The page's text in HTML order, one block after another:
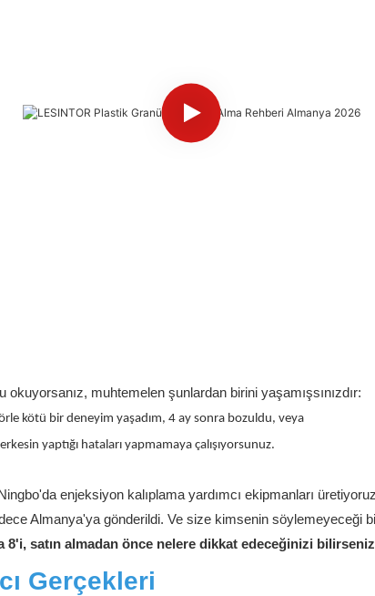
muhtemelen şunlardan birini yaşamışsınızdır:
kötü bir deneyim yaşadım, 4 ay sonra bozuldu, veya
yaptığı hataları yapmamaya çalışıyorsunuz.
enjeksiyon kalıplama yardımcı ekipmanları
Almanya'ya gönderildi. Ve size kimsenin söylemeyeceği
satın almadan önce nelere dikkat edeceğinizi
Gerçekleri